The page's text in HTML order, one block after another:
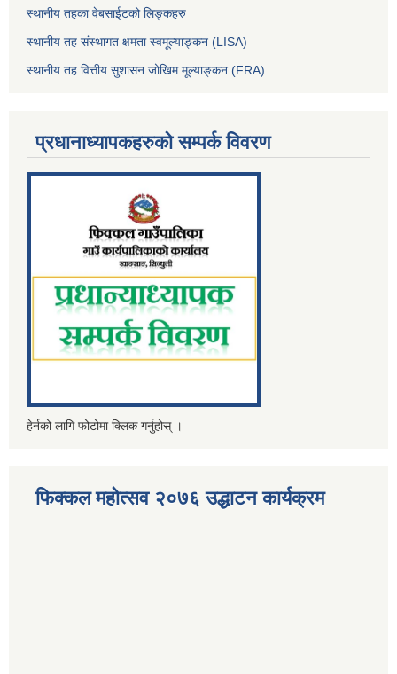
स्थानीय तहका वेबसाईटको लिङ्कहरु
स्थानीय तह संस्थागत क्षमता स्वमूल्याङ्कन (LISA)
स्थानीय तह वित्तीय सुशासन जोखिम मूल्याङ्कन (FRA)
प्रधानाध्यापकहरुको सम्पर्क विवरण
हेर्नको लागि फोटोमा क्लिक गर्नुहोस् ।
फिक्कल महोत्सव २०७६ उद्धाटन कार्यक्रम